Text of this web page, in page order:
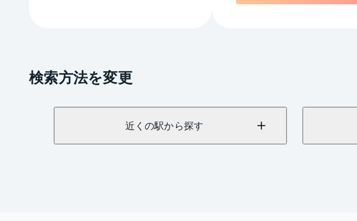
検索方法を変更
近くの駅から探す